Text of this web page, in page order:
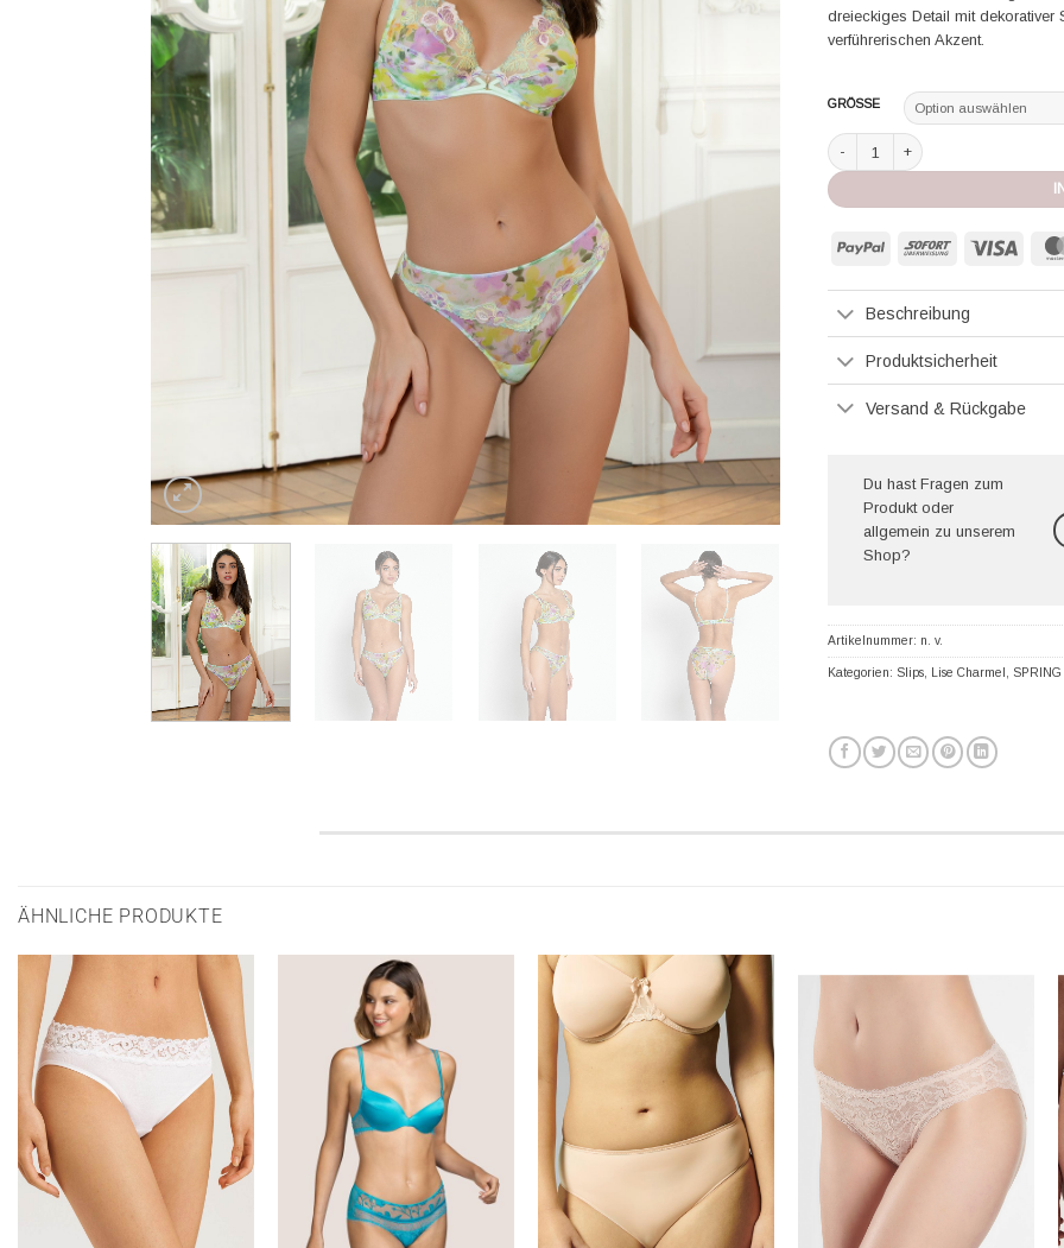
dreieckiges Detail mit dekorativer
verführerischen Akzent.
GRÖSSE
Lise Charmel Slip Amour au Soleil
PayPal Sofort Visa
Beschreibung
Produktsicherheit
Versand & Rückgabe
Du hast Fragen zum
Produkt oder
allgemein zu unserem
Shop?
Artikelnummer: n. v.
Kategorien: Slips Lise Charmel
ÄHNLICHE PRODUKTE